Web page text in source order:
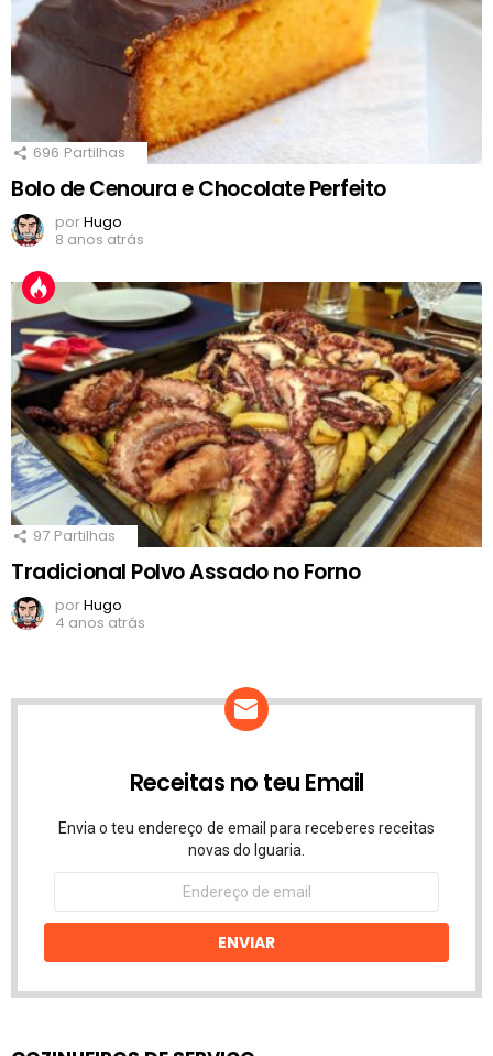
696 Partilhas
Bolo de Cenoura e Chocolate Perfeito
porHugo
8 anos atrás
97 Partilhas
Tradicional Polvo Assado no Forno
porHugo
4 anos atrás
Receitas no teu Email
Envia o teu endereço de email para receberes receitas
novas do Iguaria.
Endereço
email
ENVIAR